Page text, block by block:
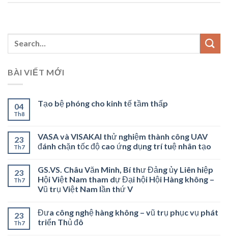
BÀI VIẾT MỚI
04
Th8
Tạo bệ phóng cho kinh tế tầm thấp
23
Th7
VASA và VISAKAI thử nghiệm thành công UAV
đánh chặn tốc độ cao ứng dụng trí tuệ nhân tạo
23
Th7
GS.VS. Châu Văn Minh, Bí thư Đảng ủy Liên hiệp
Hội Việt Nam tham dự Đại hội Hội Hàng không –
Vũ trụ Việt Nam lần thứ V
23
Th7
Đưa công nghệ hàng không – vũ trụ phục vụ phát
triển Thủ đô